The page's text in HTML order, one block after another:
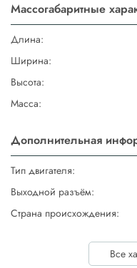
Массогабаритные
Длина:
Ширина:
Высота:
Масса:
Дополнительная
Тип двигателя:
Выходной разъём:
Страна происхождения:
Все